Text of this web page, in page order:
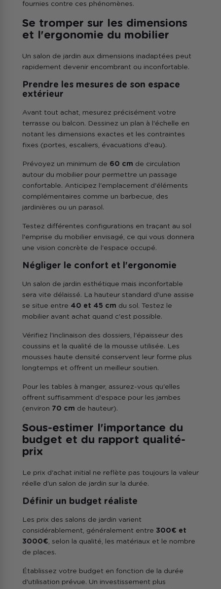
fournies contre ces phénomènes.
Se tromper sur les dimensions
et l'ergonomie du mobilier
Un salon de jardin aux dimensions inadaptées peut
rapidement devenir encombrant ou inconfortable.
Prendre les mesures de son espace
extérieur
Avant tout achat, mesurez précisément votre
terrasse ou balcon. Dessinez un plan à l'échelle en
notant les dimensions exactes et les contraintes
fixes (portes, escaliers, évacuations d'eau).
Prévoyez un minimum de 60 cm de circulation
autour du mobilier pour permettre un passage
confortable. Anticipez l'emplacement d'éléments
complémentaires comme un barbecue, des
jardinières ou un parasol.
Testez différentes configurations en traçant au sol
l'emprise du mobilier envisagé, ce qui vous donnera
une vision concrète de l'espace occupé.
Négliger le confort et l'ergonomie
Un salon de jardin esthétique mais inconfortable
sera vite délaissé. La hauteur standard d'une assise
se situe entre 40 et 45 cm du sol. Testez le
mobilier avant achat quand c'est possible.
Vérifiez l'inclinaison des dossiers, l'épaisseur des
coussins et la qualité de la mousse utilisée. Les
mousses haute densité conservent leur forme plus
longtemps et offrent un meilleur soutien.
Pour les tables à manger, assurez-vous qu'elles
offrent suffisamment d'espace pour les jambes
(environ 70 cm de hauteur).
Sous-estimer l'importance du
budget et du rapport qualité-
prix
Le prix d'achat initial ne reflète pas toujours la valeur
réelle d'un salon de jardin sur la durée.
Définir un budget réaliste
Les prix des salons de jardin varient
considérablement, généralement entre 300€ et
3000€, selon la qualité, les matériaux et le nombre
de places.
Établissez votre budget en fonction de la durée
d'utilisation prévue. Un investissement plus